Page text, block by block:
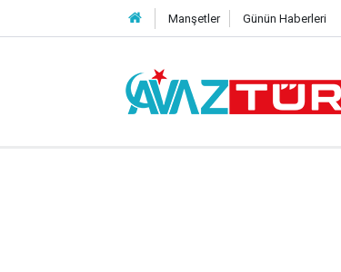
Manşetler Günün Haberleri